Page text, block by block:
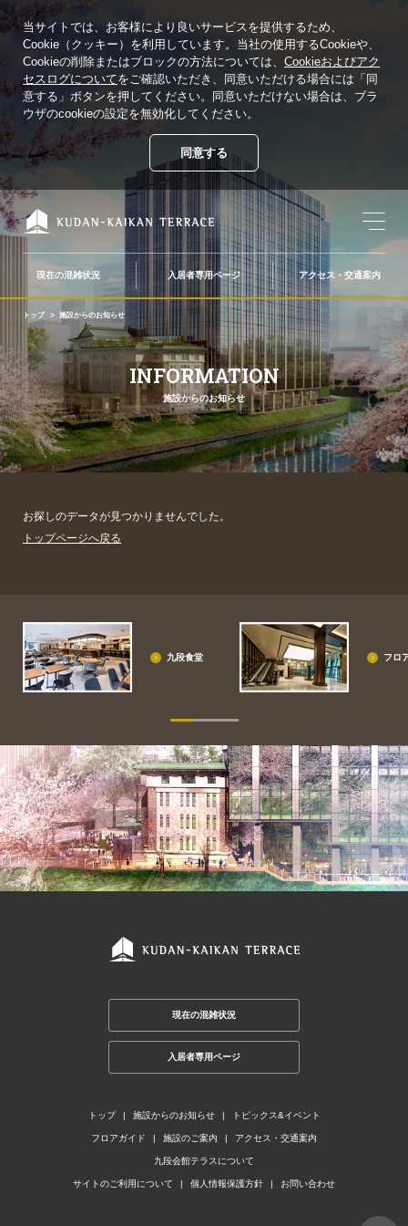
当サイトでは、お客様により良いサービスを提供するため、
Cookie（クッキー）を利用しています。当社の使用するCookieや、
Cookieの削除またはブロックの方法については、 Cookieおよびアク
セスログについてをご確認いただき、同意いただける場合には「同
意する」ボタンを押してください。同意いただけない場合は、ブラ
ウザのcookieの設定を無効化してください。
同意する
現在の混雑状況 入居者専用ページ アクセス・交通案内
トップ 施設からのお知らせ
施設からのお知らせ
お探しのデータが見つかりませんでした。
トップページへ戻る
九段食堂 フロ
現在の混雑状況
入居者専用ページ
トップ 施設からのお知らせ トピックス&イベント
フロアガイド 施設のご案内 アクセス・交通案内
九段会館テラスについて
サイトのご利用について 個人情報保護方針 お問い合わせ